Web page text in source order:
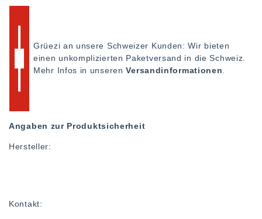
Grüezi an unsere Schweizer Kunden: Wir bieten
einen unkomplizierten Paketversand in die Schweiz.
Mehr Infos in unserenVersandinformationen
Angaben zur Produktsicherheit
Hersteller:
Kontakt: